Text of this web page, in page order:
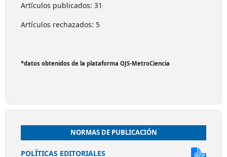
Artículos publicados: 31
Artículos rechazados: 5
*datos obtenidos de la plataforma OJS-MetroCiencia
NORMAS DE PUBLICACIÓN
POLÍTICAS EDITORIALES